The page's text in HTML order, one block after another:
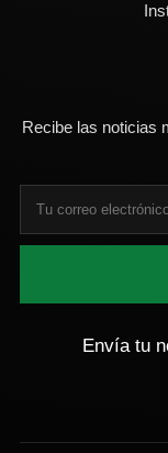
Recibe las noticias
Envía tu